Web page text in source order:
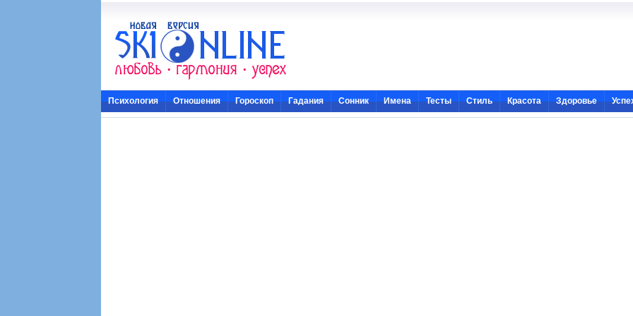
Психология Отношения Гороскоп Гадания Сонник Имена Тесты Стиль Красота Здоровье